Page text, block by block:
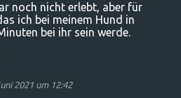
noch nicht erlebt, aber für
ich bei meinem Hund in
bei ihr sein werde.
2021 um 12:42